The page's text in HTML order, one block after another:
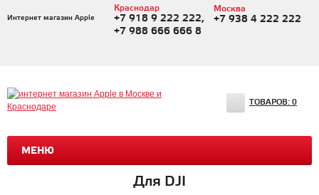
Интернет магазин Apple
Краснодар
+7 918 9 222 222,
+7 988 666 666 8
Москва
+7 938 4 222 222
МЕНЮ
ТОВАРОВ: 0
Для DJI